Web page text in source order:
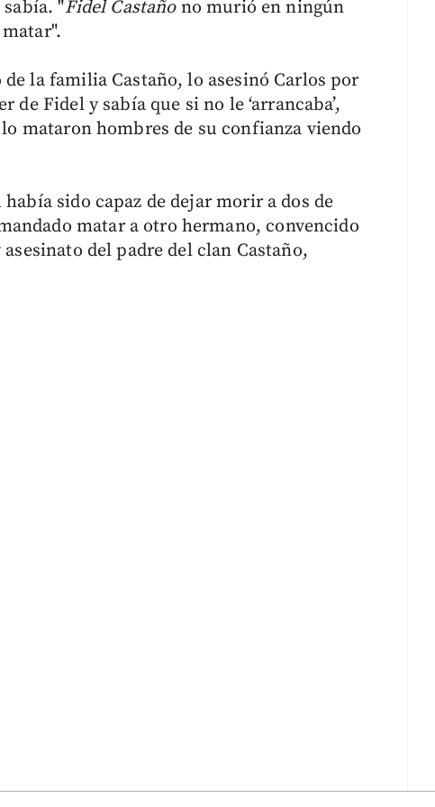
"Fidel Castañono murió en ningún
la familia Castaño, lo asesinó Carlos por
Fidel y sabía que si no le ‘arrancaba’,
mataron hombres de su confianza viendo
sido capaz de dejar morir a dos de
matar a otro hermano, convencido
del padre del clan Castaño,